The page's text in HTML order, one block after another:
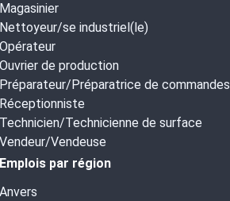
Magasinier
Nettoyeur/se industriel(le)
Opérateur
Ouvrier de production
Préparateur/Préparatrice de commandes
Réceptionniste
Technicien/Technicienne de surface
Vendeur/Vendeuse
Emplois par région
Anvers